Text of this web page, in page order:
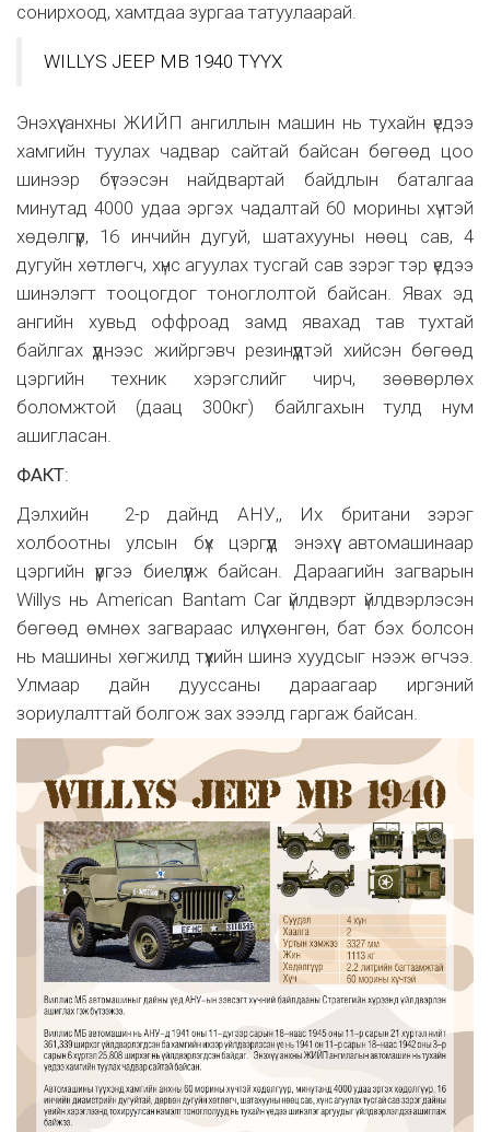
сонирхоод, хамтдаа зургаа татуулаарай.
WILLYS JEEP MB 1940 ТҮҮХ
Энэхүү анхны ЖИЙП ангиллын машин нь тухайн үедээ
хамгийн туулах чадвар сайтай байсан бөгөөд цоо
шинээр бүтээсэн найдвартай байдлын баталгаа
минутад 4000 удаа эргэх чадалтай 60 морины хүчтэй
хөдөлгүүр, 16 инчийн дугуй, шатахууны нөөц сав, 4
дугуйн хөтлөгч, хүнс агуулах тусгай сав зэрэг тэр үедээ
шинэлэгт тооцогдог тоноглолтой байсан. Явах эд
ангийн хувьд оффроад замд явахад тав тухтай
байлгах үүднээс жийргэвч резинүүдтэй хийсэн бөгөөд
цэргийн техник хэрэгслийг чирч, зөөвөрлөх
боломжтой (даац 300кг) байлгахын тулд нум
ашигласан.
ФАКТ:
Дэлхийн 2-р дайнд АНУ,, Их британи зэрэг
холбоотны улсын бүх цэргүүд энэхүү автомашинаар
цэргийн үүргээ биелүүлж байсан. Дараагийн загварын
Willys нь American Bantam Car үйлдвэрт үйлдвэрлэсэн
бөгөөд өмнөх загвараас илүү хөнгөн, бат бэх болсон
нь машины хөгжилд түүхийн шинэ хуудсыг нээж өгчээ.
Улмаар дайн дууссаны дараагаар иргэний
зориулалттай болгож зах зээлд гаргаж байсан.